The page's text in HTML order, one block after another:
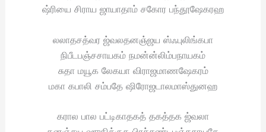
ஷ்ரியை சிராய ஜாயாதாம் சகோர பந்தூஷேகரஹ
லலாதசத்வர ஜ்வலதனஞ்ஜய ஸ்ஃபுலிங்கபா
நிபீடபஞ்சசாயகம் நமன்ன்லிம்பநாயகம்
சுதா மயூக லேகயா விராஜமாணஷேகரம்
மகா கபாலி சம்பதே ஷிரோஜடாலமாஸ்துனஹ
கரால பால பட்டிகாதகத் தகத்தக ஜ்வலா